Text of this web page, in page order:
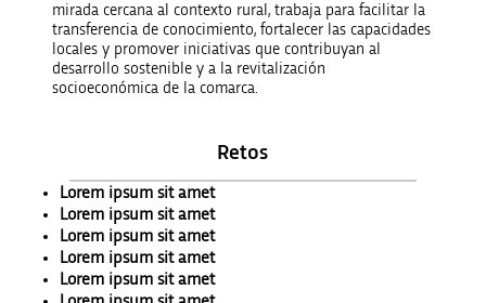
mirada cercana al contexto rural, trabaja para facilitar la
transferencia de conocimiento, fortalecer las capacidades
locales y promover iniciativas que contribuyan al
desarrollo sostenible y a la revitalización
socioeconómica de la comarca.
Retos
Lorem ipsum sit amet
Lorem ipsum sit amet
Lorem ipsum sit amet
Lorem ipsum sit amet
Lorem ipsum sit amet